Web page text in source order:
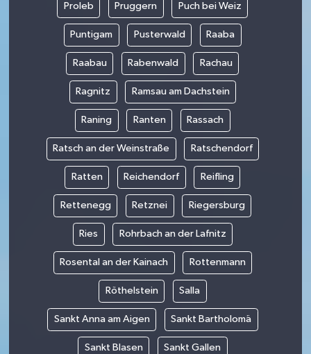
Proleb Pruggern Puch bei Weiz
Puntigam Pusterwald Raaba
Raabau Rabenwald Rachau
Ragnitz Ramsau am Dachstein
Raning Ranten Rassach
Ratsch an der Weinstraße Ratschendorf
Ratten Reichendorf Reifling
Rettenegg Retznei Riegersburg
Ries Rohrbach an der Lafnitz
Rosental an der Kainach Rottenmann
Röthelstein Salla
Sankt Anna am Aigen Sankt Bartholomä
Sankt Blasen Sankt Gallen